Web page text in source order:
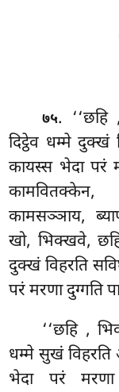
७५. ‘‘छहि
दिट्ठेव धम्मे दुक्खं
कायस्स भेदा परं
कामवितक्केन,
कामसञ्ञाय,
खो, भिक्खवे, छहि
दुक्खं विहरति
परं मरणा दुग्गति
‘‘छहि ,
धम्मे सुखं विहरति
भेदा परं